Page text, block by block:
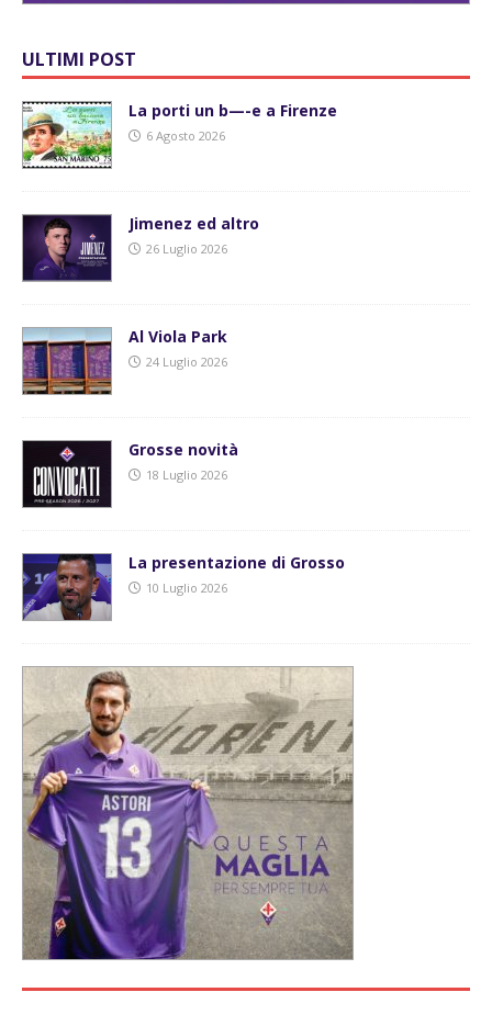
ULTIMI POST
La porti un b—-e a Firenze
6 Agosto 2026
Jimenez ed altro
26 Luglio 2026
Al Viola Park
24 Luglio 2026
Grosse novità
18 Luglio 2026
La presentazione di Grosso
10 Luglio 2026